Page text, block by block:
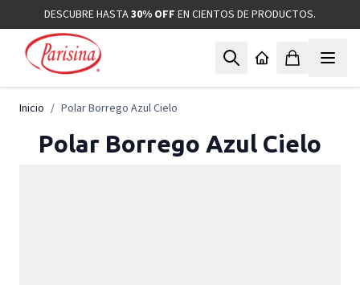
Ir al contenidoDESCUBRE HASTA30% OFF EN CIENTOS DE PRODUCTOS.
Inicio / Polar Borrego Azul Cielo
Polar Borrego Azul Cielo